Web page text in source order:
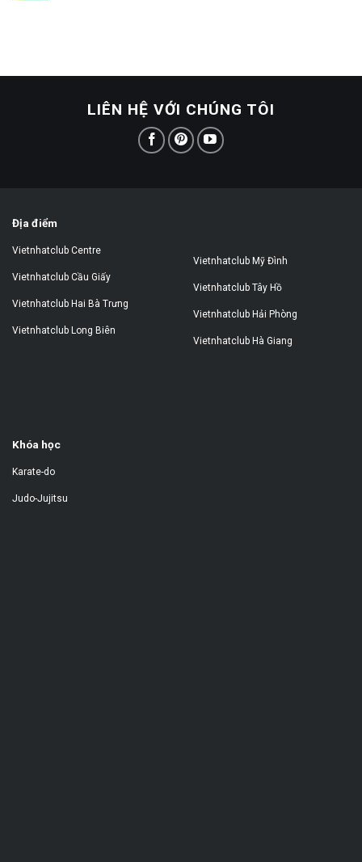
LIÊN HỆ VỚI CHÚNG TÔI
Địa điểm
Vietnhatclub Centre
Vietnhatclub Cầu Giấy
Vietnhatclub Hai Bà Trưng
Vietnhatclub Long Biên
Vietnhatclub Mỹ Đình
Vietnhatclub Tây Hồ
Vietnhatclub Hải Phòng
Vietnhatclub Hà Giang
Khóa học
Karate-do
Judo-Jujitsu